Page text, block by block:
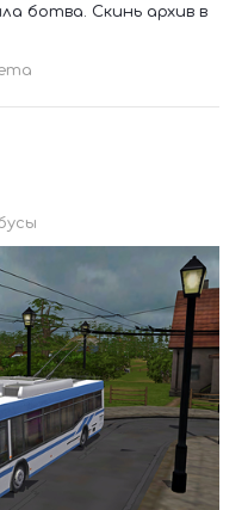
ботва. Скинь архив в